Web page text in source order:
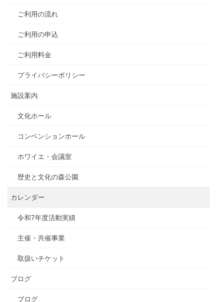
ご利用の流れ
ご利用の申込
ご利用料金
プライバシーポリシー
施設案内
文化ホール
コンベンションホール
ホワイエ・会議室
歴史と文化の森公園
カレンダー
令和7年度活動実績
主催・共催事業
取扱いチケット
ブログ
ブログ